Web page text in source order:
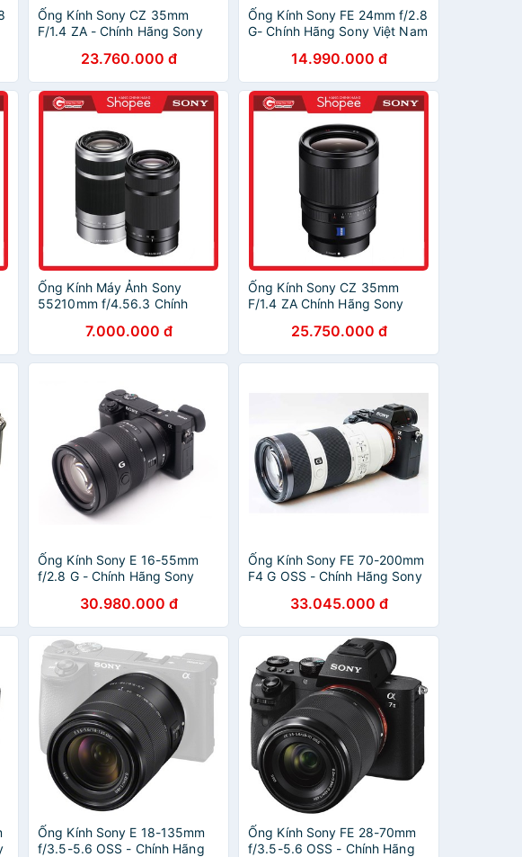
Ống Kính Sony CZ 35mm
F/1.4 ZA - Chính Hãng Sony
23.760.000 đ
Ống Kính Sony FE 24mm f/2.8
G- Chính Hãng Sony Việt Nam
14.990.000 đ
Ống Kính Máy Ảnh Sony
55210mm f/4.56.3 Chính
7.000.000 đ
Ống Kính Sony CZ 35mm
F/1.4 ZA Chính Hãng Sony
25.750.000 đ
Ống Kính Sony E 16-55mm
f/2.8 G - Chính Hãng Sony
30.980.000 đ
Ống Kính Sony FE 70-200mm
F4 G OSS - Chính Hãng Sony
33.045.000 đ
Ống Kính Sony E 18-135mm
f/3.5-5.6 OSS - Chính Hãng
Ống Kính Sony FE 28-70mm
f/3.5-5.6 OSS - Chính Hãng